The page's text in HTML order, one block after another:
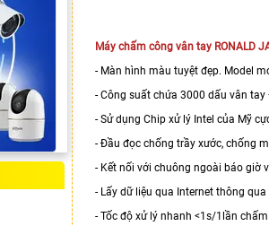
Máy chấm công vân tay RONALD
- Màn hình màu tuyệt đẹp. Model
- Công suất chứa 3000 dấu vân tay
- Sử dụng Chip xử lý Intel của Mỹ
- Đầu đọc chống trầy xước, chống
- Kết nối với chuông ngoài báo giờ
- Lấy dữ liệu qua Internet thông qua
- Tốc độ xử lý nhanh <1s/1lần